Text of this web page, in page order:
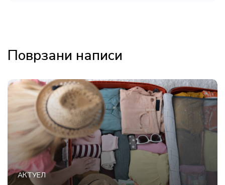
Поврзани написи
АКТУЕЛ